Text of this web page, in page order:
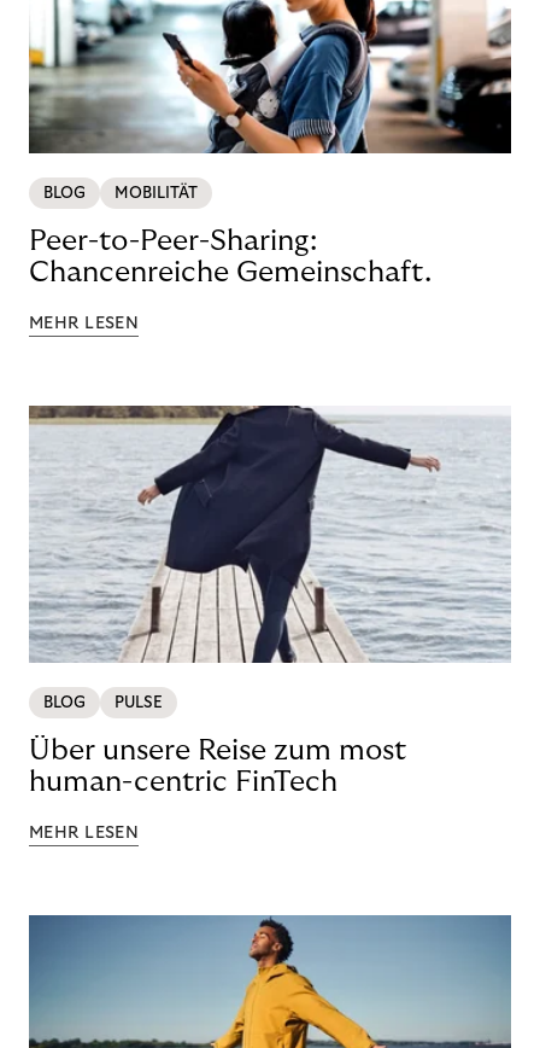
BLOG MOBILITÄT
Peer-to-Peer-Sharing:
Chancenreiche Gemeinschaft.
MEHR LESEN
BLOG PULSE
Über unsere Reise zum most
human-centric FinTech
MEHR LESEN